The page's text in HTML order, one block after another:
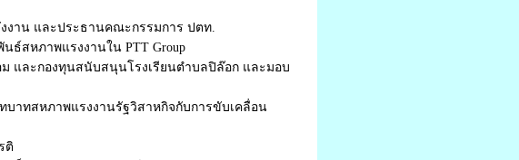
งาน และประธานคณะกรรมการ ปตท.
ธ์สหภาพแรงงานใน PTT Group
และกองทุนสนับสนุนโรงเรียนตำบลปิล๊อก และมอบ
าทสหภาพแรงงานรัฐวิสาหกิจกับการขับเคลื่อน
ติ